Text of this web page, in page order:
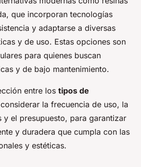
que incorporan tecnologías
y adaptarse a diversas
y de uso. Estas opciones son
para quienes buscan
y de bajo mantenimiento.
entre los tipos de
la frecuencia de uso, la
y el presupuesto, para garantizar
y duradera que cumpla con las
y estéticas.